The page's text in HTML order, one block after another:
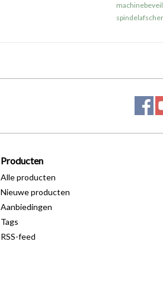
Producten
Alle producten
Nieuwe producten
Aanbiedingen
Tags
RSS-feed